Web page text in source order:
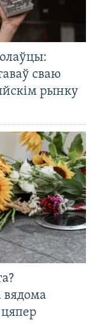
сваю
рынку
вядома
цяпер